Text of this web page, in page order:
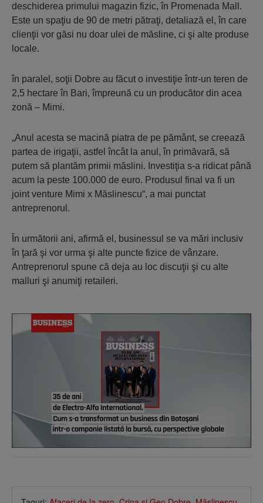
deschiderea primului magazin fizic, în Promenada Mall.
Este un spaţiu de 90 de metri pătraţi, detaliază el, în care
clienţii vor găsi nu doar ulei de măsline, ci şi alte produse
locale.
în paralel, soţii Dobre au făcut o investiţie într-un teren de
2,5 hectare în Bari, împreună cu un producător din acea
zonă – Mimi.
„Anul acesta se macină piatra de pe pământ, se creează
partea de irigaţii, astfel încât la anul, în primăvară, să
putem să plantăm primii măslini. Investiţia s-a ridicat până
acum la peste 100.000 de euro. Produsul final va fi un
joint venture Mimi x Măslinescu“, a mai punctat
antreprenorul.
În următorii ani, afirmă el, businessul se va mări inclusiv
în ţară şi vor urma şi alte puncte fizice de vânzare.
Antreprenorul spune că deja au loc discuţii şi cu alte
malluri şi anumiţi retaileri.